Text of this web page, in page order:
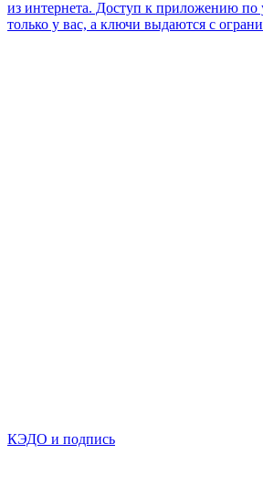
из интернета. Доступ к приложению по
только у вас, а ключи выдаются с
КЭДО и подпись